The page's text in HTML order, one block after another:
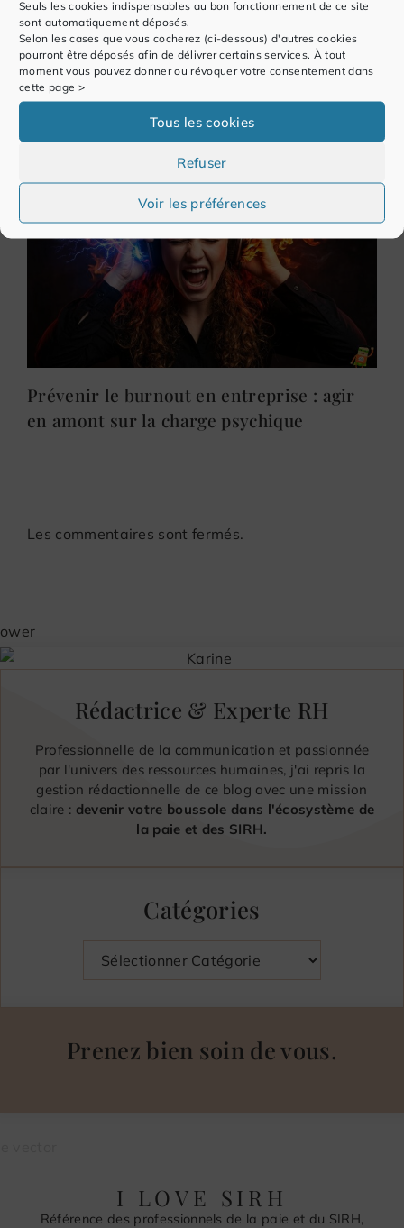
Seuls les cookies indispensables au bon fonctionnement de ce site
sont automatiquement déposés.
Selon les cases que vous cocherez (ci-dessous) d'autres cookies
pourront être déposés afin de délivrer certains services. À tout
moment vous pouvez donner ou révoquer votre consentement dans
cette page >
Tous les cookies
Refuser
Voir les préférences
Directive Transparence Salariale : Ce qui
change pour la gestion de la Paie et des
RH
Prévenir le burnout en entreprise : agir
en amont sur la charge psychique
Les commentaires sont fermés.
Rédactrice & Experte RH
Professionnelle de la communication et passionnée
par l'univers des ressources humaines, j'ai repris la
gestion rédactionnelle de ce blog avec une mission
claire : devenir votre boussole dans l'écosystème de
la paie et des SIRH.
Catégories
Prenez bien soin de vous.
I LOVE SIRH
Référence des professionnels de la paie et du SIRH,